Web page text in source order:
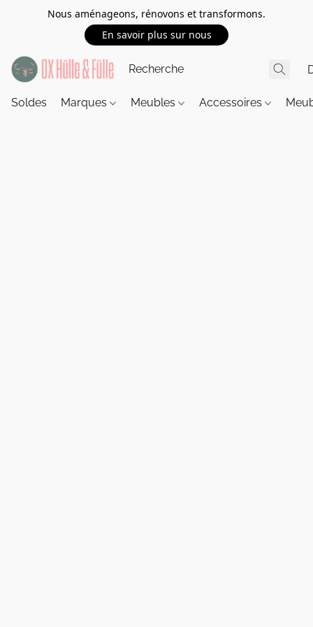
Nous aménageons, rénovons et transformons.
En savoir plus sur nous
Soldes Marques Meubles Accessoires